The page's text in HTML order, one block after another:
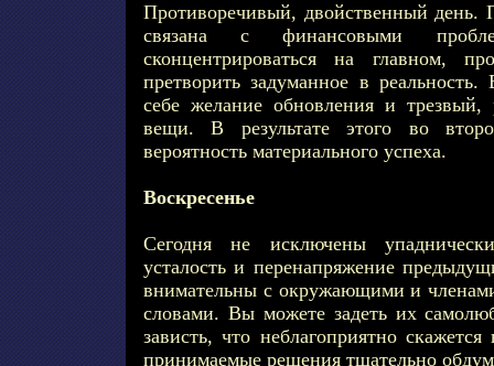
Противоречивый, двойственный день.
связана с финансовыми
сконцентрироваться на главном,
претворить задуманное в
себе желание обновления и трезвый,
вещи. В результате этого во
вероятность материального успеха.
Воскресенье
Сегодня не исключены
усталость и перенапряжение
внимательны с окружающими и
словами. Вы можете задеть их
зависть, что неблагоприятно
принимаемые решения тщательно